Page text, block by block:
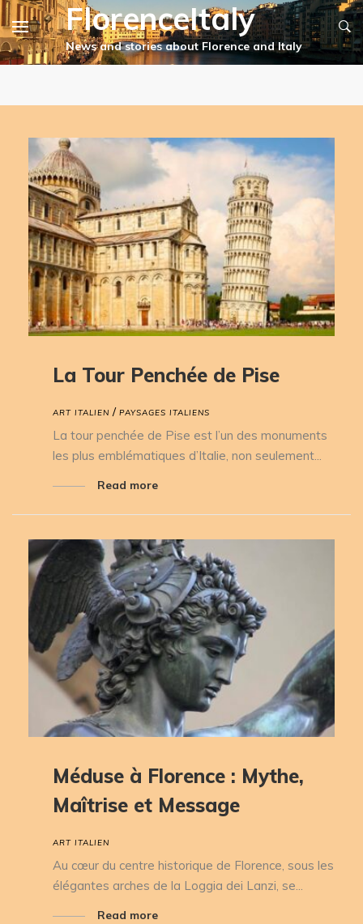
FlorenceItaly
ART ITALIEN / PAYSAGES ITALIENS
La Tour Penchée de Pise
La tour penchée de Pise est l’un des monuments
les plus emblématiques d’Italie, non seulement...
Read more
ART ITALIEN
Méduse à Florence : Mythe,
Maîtrise et Message
Au cœur du centre historique de Florence, sous les
élégantes arches de la Loggia dei Lanzi, se...
Read more